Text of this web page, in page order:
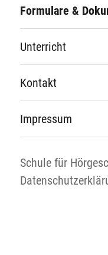
Formulare &
Unterricht
Kontakt
Impressum
Schule für